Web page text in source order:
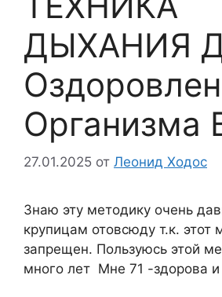
ДЫХАНИЯ
Организма
27.01.2025 от Леонид Ходос
Знаю эту методику очень
крупицам отовсюду т.к. этот
запрещен. Пользуюсь этой
много лет Мне 71 -здорова и